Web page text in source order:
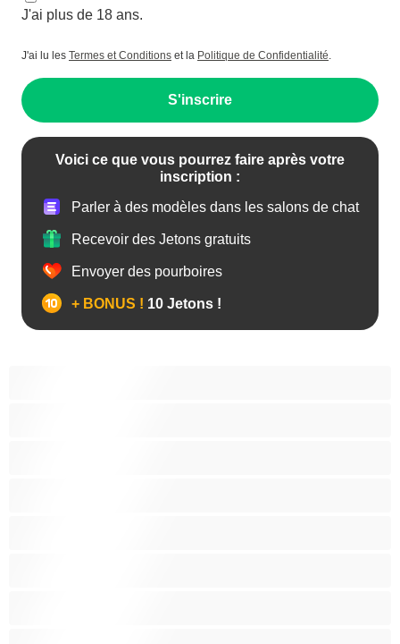
J'ai plus de 18 ans.
J'ai lu les Termes et Conditions et la Politique de Confidentialité.
S'inscrire
Voici ce que vous pourrez faire après votre
inscription :
Parler à des modèles dans les salons de chat
Recevoir des Jetons gratuits
Envoyer des pourboires
+ BONUS ! 10 Jetons !